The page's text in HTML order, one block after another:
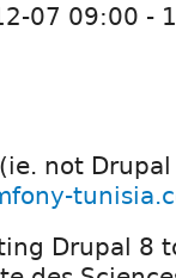
07 09:00 -
not
Drupal 8